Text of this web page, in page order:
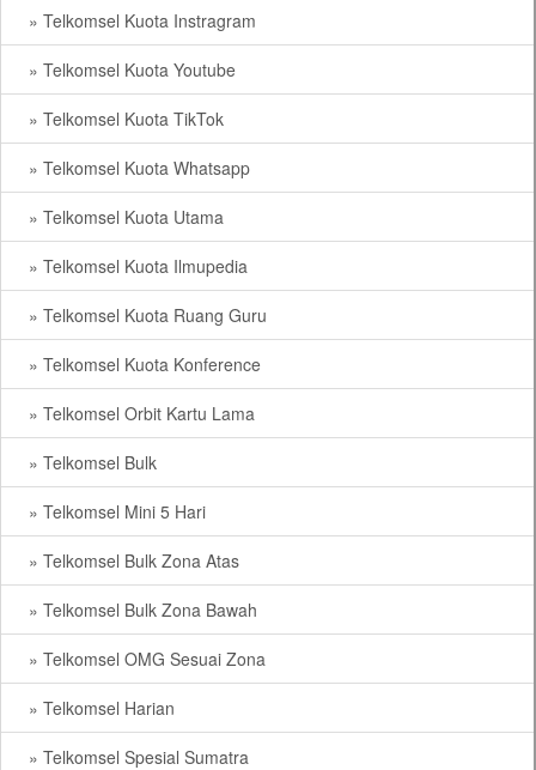
» Telkomsel Kuota Instragram
» Telkomsel Kuota Youtube
» Telkomsel Kuota TikTok
» Telkomsel Kuota Whatsapp
» Telkomsel Kuota Utama
» Telkomsel Kuota Ilmupedia
» Telkomsel Kuota Ruang Guru
» Telkomsel Kuota Konference
» Telkomsel Orbit Kartu Lama
» Telkomsel Bulk
» Telkomsel Mini 5 Hari
» Telkomsel Bulk Zona Atas
» Telkomsel Bulk Zona Bawah
» Telkomsel OMG Sesuai Zona
» Telkomsel Harian
» Telkomsel Spesial Sumatra